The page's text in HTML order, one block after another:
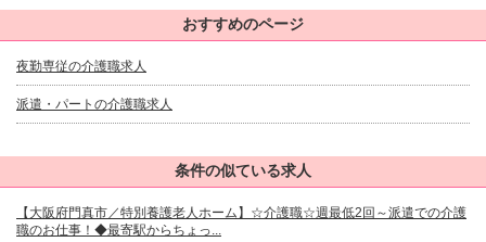
おすすめのページ
夜勤専従の介護職求人
派遣・パートの介護職求人
条件の似ている求人
【大阪府門真市／特別養護老人ホーム】☆介護職☆週最低2回～派遣での介護
職のお仕事！◆最寄駅からちょっ...